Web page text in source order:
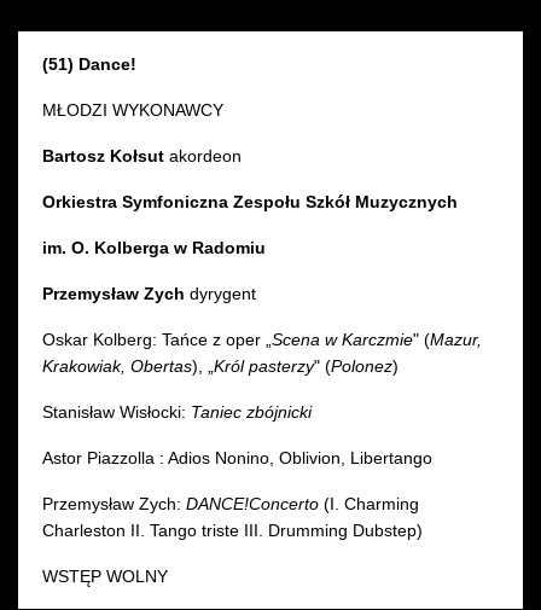
(51) Dance!
MŁODZI WYKONAWCY
Bartosz Kołsut akordeon
Orkiestra Symfoniczna Zespołu Szkół Muzycznych
im. O. Kolberga w Radomiu
Przemysław Zych dyrygent
Oskar Kolberg: Tańce z oper „Scena w Karczmie" (Mazur,
Krakowiak, Obertas), „Król pasterzy" (Polonez)
Stanisław Wisłocki: Taniec zbójnicki
Astor Piazzolla : Adios Nonino, Oblivion, Libertango
Przemysław Zych: DANCE!Concerto (I. Charming
Charleston II. Tango triste III. Drumming Dubstep)
WSTĘP WOLNY